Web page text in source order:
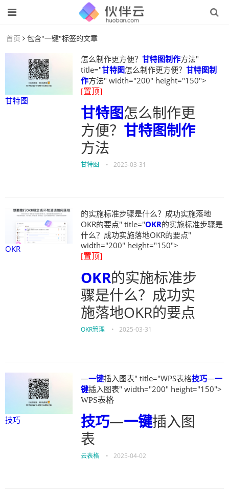
首页 包含"一键"标签的文章
甘特图
怎么制作更方便？ 甘特图制作方法"
title="甘特图怎么制作更方便？ 甘特图制
作方法" width="200" height="150">
[置顶]
甘特图怎么制作更
方便？ 甘特图制作
方法
甘特图 • 2025-03-31
OKR
的实施标准步骤是什么？成功实施落地
OKR的要点" title="OKR的实施标准步骤是
什么？成功实施落地OKR的要点"
width="200" height="150">
[置顶]
OKR的实施标准步
骤是什么？成功实
施落地OKR的要点
OKR管理 • 2025-03-31
技巧
—一键插入图表" title="WPS表格技巧—一
键插入图表" width="200" height="150">
WPS表格
技巧—一键插入图
表
云表格 • 2025-04-02